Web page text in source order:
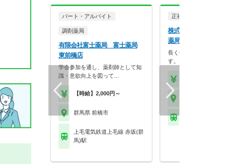
パート・アルバイト
調剤薬局
有限会社富士薬局 富士薬局
東前橋店
学会参加を通し、薬剤師として知
識・意欲向上を図って…
【時給】2,000円～
群馬県 前橋市
上毛電気鉄道上毛線 赤坂(群
馬)駅
正社員
株式会社折り鶴 ももの
薬局
長く働ける環境が整った薬局
す。